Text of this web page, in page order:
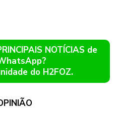
NOTÍCIAS de
do H2FOZ.